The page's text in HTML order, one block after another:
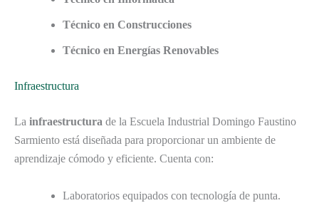
Técnico en Construcciones
Técnico en Energías Renovables
Infraestructura
La infraestructura de la Escuela Industrial Domingo Faustino
Sarmiento está diseñada para proporcionar un ambiente de
aprendizaje cómodo y eficiente. Cuenta con:
Laboratorios equipados con tecnología de punta.